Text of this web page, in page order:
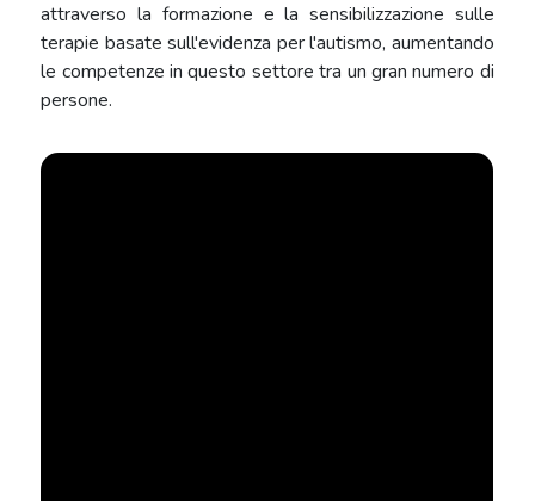
attraverso la formazione e la sensibilizzazione sulle
terapie basate sull'evidenza per l'autismo, aumentando
le competenze in questo settore tra un gran numero di
persone.